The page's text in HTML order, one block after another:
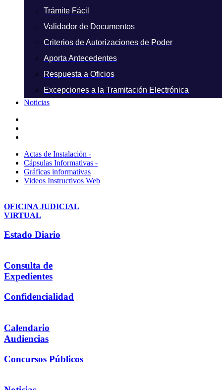
Trámite Fácil
Validador de Documentos
Criterios de Autorizaciones de Poder
Aporta Antecedentes
Respuesta a Oficios
Excepciones a la Tramitación Electrónica
Noticias
Actas de Instalación -
Cápsulas Informativas -
Gráficas informativas
Videos Instructivos Web
OFICINA JUDICIAL
VIRTUAL
Estado Diario
Consulta de
Expedientes
Confidencialidad
Calendario
Audiencias
Concursos Públicos